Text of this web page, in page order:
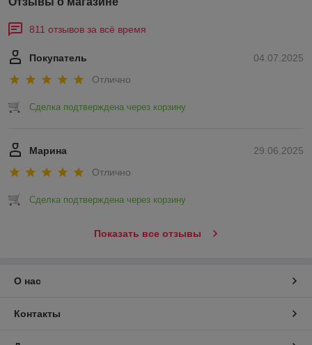
811 отзывов за всё время
04.07.2025
Покупатель
Отлично
Сделка подтверждена через корзину
29.06.2025
Марина
Отлично
Сделка подтверждена через корзину
Показать все отзывы
О нас
Контакты